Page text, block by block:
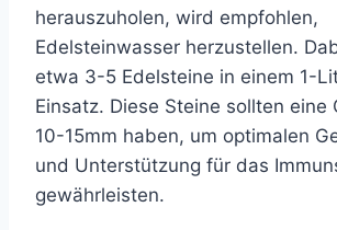
herauszuholen, wird empfohlen,
Edelsteinwasser herzustellen.
etwa 3-5 Edelsteine in einem 1-
Einsatz. Diese Steine sollten eine
10-15mm haben, um optimalen
und Unterstützung für das
gewährleisten.